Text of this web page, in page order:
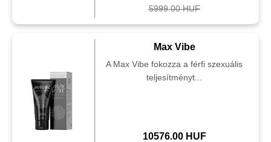
5999.00 HUF
Max Vibe
A Max Vibe fokozza a férfi szexuális
teljesítményt...
10576.00 HUF